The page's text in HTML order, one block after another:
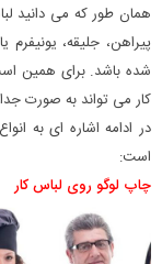
همان طور که می دانید
پیراهن، جلیقه،
شده باشد. برای همین
کار می تواند به صورت
در ادامه اشاره ای به
است:
چاپ لوگو روی لباس کار